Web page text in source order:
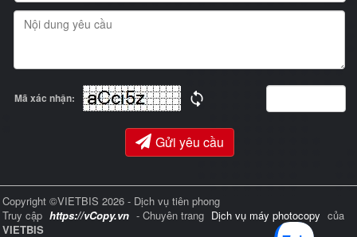
Mã xác nhận:
Gửi yêu cầu
Copyright ©VIETBIS 2026 - Dịch vụ tiên phong
Truy cập https://vCopy.vn - Chuyên trang Dịch vụ máy photocopy của
VIETBIS